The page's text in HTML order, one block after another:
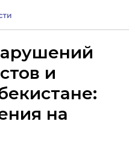
и
на